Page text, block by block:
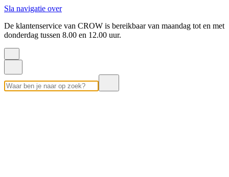
Sla navigatie over
De klantenservice van CROW is bereikbaar van maandag tot en met
donderdag tussen 8.00 en 12.00 uur.